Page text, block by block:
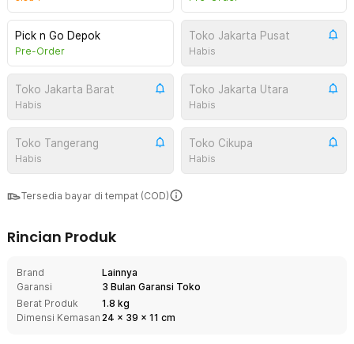
Pick n Go Depok
Pre-Order
Toko Jakarta Pusat
Habis
Toko Jakarta Barat
Habis
Toko Jakarta Utara
Habis
Toko Tangerang
Habis
Toko Cikupa
Habis
Tersedia bayar di tempat (COD)
Rincian Produk
Brand
Lainnya
Garansi
3 Bulan Garansi Toko
Berat Produk
1.8 kg
Dimensi Kemasan 24 x 39 x 11 cm